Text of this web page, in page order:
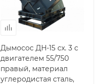
Дымосос ДН-15 сх. 3 с
двигателем 55/750
правый, материал
углеродистая сталь,